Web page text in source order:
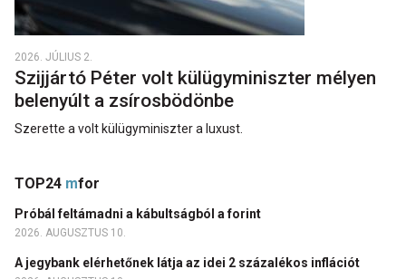
2026. JÚLIUS 2.
Szijjártó Péter volt külügyminiszter mélyen
belenyúlt a zsírosbödönbe
Szerette a volt külügyminiszter a luxust.
TOP24 mfor
Próbál feltámadni a kábultságból a forint
2026. AUGUSZTUS 10.
A jegybank elérhetőnek látja az idei 2 százalékos inflációt